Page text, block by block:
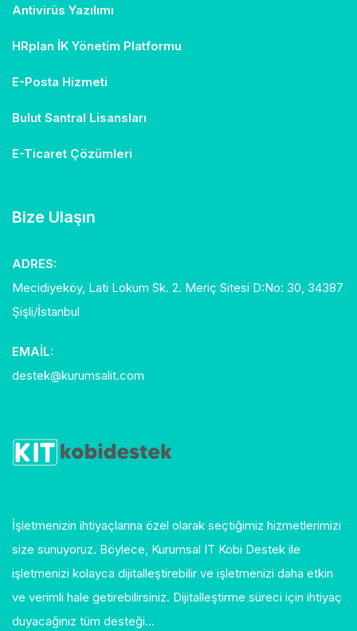
Antivirüs Yazılımı
HRplan İK Yönetim Platformu
E-Posta Hizmeti
Bulut Santral Lisansları
E-Ticaret Çözümleri
Bize Ulaşın
ADRES:
Mecidiyeköy, Lati Lokum Sk. 2. Meriç Sitesi D:No: 30, 34387
Şişli/İstanbul
EMAIL:
destek@kurumsalit.com
İşletmenizin ihtiyaçlarına özel olarak seçtiğimiz hizmetlerimizi
size sunuyoruz. Böylece, Kurumsal IT Kobi Destek ile
işletmenizi kolayca dijitalleştirebilir ve işletmenizi daha etkin
ve verimli hale getirebilirsiniz. Dijitalleştirme süreci için ihtiyaç
duyacağınız tüm desteği…